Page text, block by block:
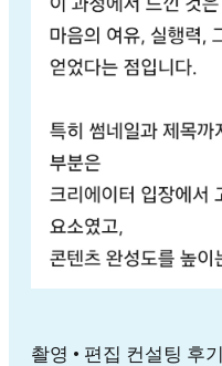
촬영 • 편집 컨설팅 후기